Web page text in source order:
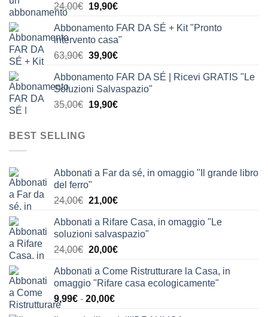
24,00€.19,90€.
24,00€ Il
originale
era:
24,00€.
19,90€Il
attuale
è:
19,90€.
Abbonamento FAR DA SÉ + Kit "Pronto
intervento casa"
63,90€ Il
originale
era:
63,90€.
39,90€Il
attuale
è:
39,90€.
Abbonamento FAR DA SÉ | Ricevi GRATIS "Le
Soluzioni Salvaspazio"
35,00€ Il
19,90€Il
BEST SELLING
Abbonati a Far da sé, in omaggio "Il grande libro
del ferro"
24,00€ Il
originale
era:
24,00€.
21,00€Il
attuale
è:
21,00€.
Abbonati a Rifare Casa, in omaggio "Le
soluzioni salvaspazio"
24,00€ Il
originale
era:
24,00€.
20,00€Il
attuale
è:
Abbonati a Come Ristrutturare la Casa, in
omaggio "Rifare casa ecologicamente"
9,99€ - 20,00€Fascia